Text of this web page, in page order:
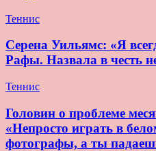
Теннис
Серена Уильямс: «Я
Рафы. Назвала в честь
Теннис
Головин о проблеме
«Непросто играть в
фотографы, а ты